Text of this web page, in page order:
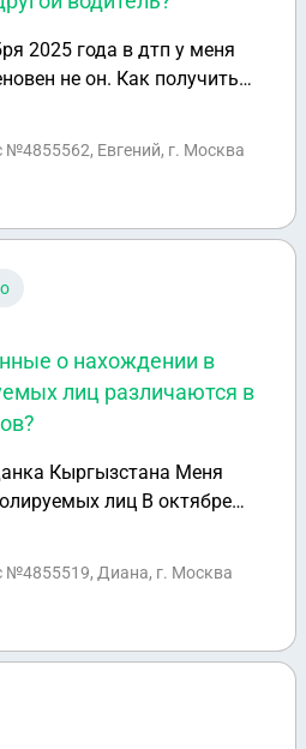
2025 года в дтп у меня
не он. Как получить
? Следователь говорит
следователь ответил, что
в такой ситуации?
№4855562, Евгений, г. Москва
о нахождении в
лиц различаются в
лиц В октябре
из
опять в реестре Уже 8 й
Гражданско
№4855519, Диана, г. Москва